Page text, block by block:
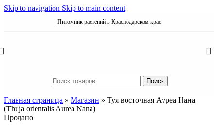
Skip to navigation Skip to main content
Питомник растений в Краснодарском крае
Поиск
Главная страница » Магазин » Туя восточная Ауреа Нана
(Thuja orientalis Aurea Nana)
Продано